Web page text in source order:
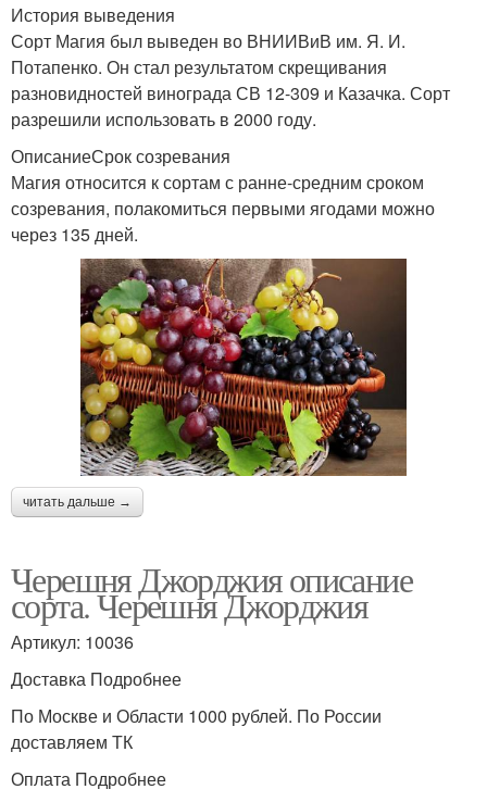
История выведения
Сорт Магия был выведен во ВНИИВиВ им. Я. И.
Потапенко. Он стал результатом скрещивания
разновидностей винограда СВ 12-309 и Казачка. Сорт
разрешили использовать в 2000 году.
ОписаниеСрок созревания
Магия относится к сортам с ранне-средним сроком
созревания, полакомиться первыми ягодами можно
через 135 дней.
читать дальше →
Черешня Джорджия описание
сорта. Черешня Джорджия
Артикул: 10036
Доставка Подробнее
По Москве и Области 1000 рублей. По России
доставляем ТК
Оплата Подробнее